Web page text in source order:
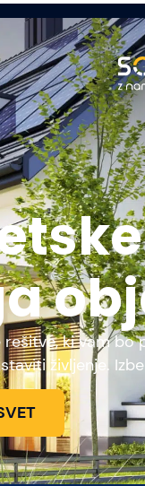
ki vam
življenje.